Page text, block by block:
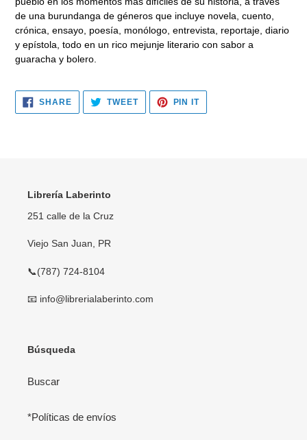
de una burundanga de géneros que incluye novela, cuento,
crónica, ensayo, poesía, monólogo, entrevista, reportaje, diario
y epístola, todo en un rico mejunje literario con sabor a
guaracha y bolero.
SHARESHARE
FACEBOOK
TWEETTWEET
TWITTER
PIN ITPIN
PINTEREST
Librería Laberinto
251 calle de la Cruz
Viejo San Juan, PR
📞(787) 724-8104
📧 info@librerialaberinto.com
Búsqueda
Buscar
*Políticas de envíos